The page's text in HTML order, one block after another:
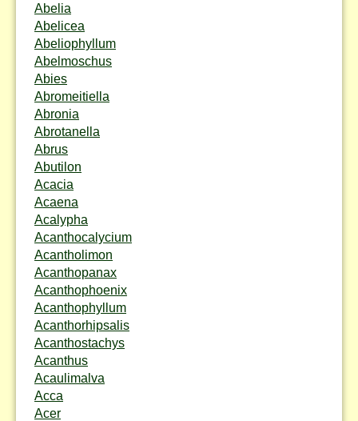
Abelia
Abelicea
Abeliophyllum
Abelmoschus
Abies
Abromeitiella
Abronia
Abrotanella
Abrus
Abutilon
Acacia
Acaena
Acalypha
Acanthocalycium
Acantholimon
Acanthopanax
Acanthophoenix
Acanthophyllum
Acanthorhipsalis
Acanthostachys
Acanthus
Acaulimalva
Acca
Acer